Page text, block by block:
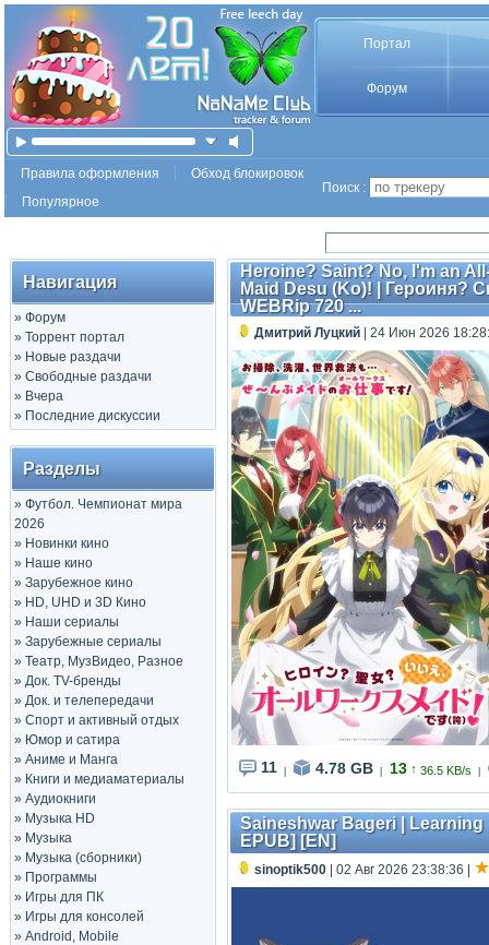
Портал
Форум
Правила оформления
Обход блокировок
Популярное
Поиск :
Навигация
» Форум
» Торрент портал
» Новые раздачи
» Свободные раздачи
» Вчера
» Последние дискуссии
Разделы
» Футбол. Чемпионат мира
2026
» Новинки кино
» Наше кино
» Зарубежное кино
» HD, UHD и 3D Кино
» Наши сериалы
» Зарубежные сериалы
» Театр, МузВидео, Разное
» Док. TV-бренды
» Док. и телепередачи
» Спорт и активный отдых
» Юмор и сатира
» Аниме и Манга
» Книги и медиаматериалы
» Аудиокниги
» Музыка HD
» Музыка
» Музыка (сборники)
» Программы
» Игры для ПК
» Игры для консолей
» Android, Mobile
Heroine? Saint? No, I'm an
Maid Desu (Ko)! | Героиня?
WEBRip 720 ...
Дмитрий Луцкий | 24 Июн 2026
11 4.78 GB 13 ↑ 36.5 KB/s
Saineshwar Bageri | Learning
EPUB] [EN]
sinoptik500 | 02 Авг 2026 23:38:36